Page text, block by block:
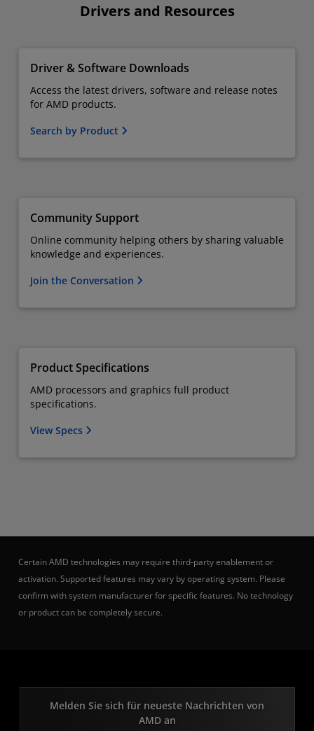
Drivers and Resources
Driver & Software Downloads
Access the latest drivers, software and release notes
for AMD products.
Search by Product
Community Support
Online community helping others by sharing valuable
knowledge and experiences.
Join the Conversation
Product Specifications
AMD processors and graphics full product
specifications.
View Specs
Certain AMD technologies may require third-party enablement or
activation. Supported features may vary by operating system. Please
confirm with system manufacturer for specific features. No technology
or product can be completely secure.
Melden Sie sich für neueste Nachrichten von
AMD an